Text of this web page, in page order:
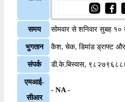
समय सोमवार से शनिवार सुबह
भुगतान कैश, चेक, डिमांड ड्राफ्ट
संपर्क डी.के.बिस्वास,
एमआई-
सीआर
- NA -